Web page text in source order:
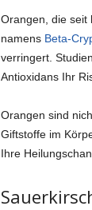
Orangen, die seit
namens Beta-
verringert.
Antioxidans Ihr
Orangen sind
Giftstoffe im
Ihre